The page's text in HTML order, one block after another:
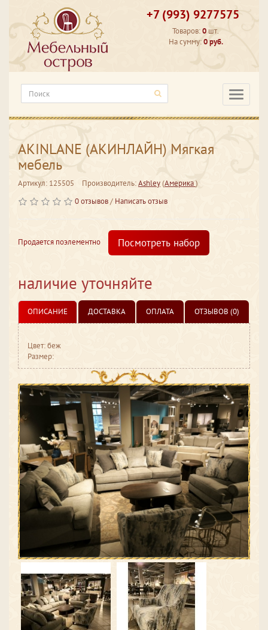
+7 (993) 9277575
Товаров:0 шт.
На сумму:0 руб.
AKINLANE (АКИНЛАЙН) Мягкая
мебель
Артикул: 125505 Производитель:Ashley(Америка)
0 отзывов/ Написать отзыв
Продается поэлементно Посмотреть набор
наличие уточняйте
ОПИСАНИЕ ДОСТАВКА ОПЛАТА ОТЗЫВОВ (0)
Цвет: беж
Размер: